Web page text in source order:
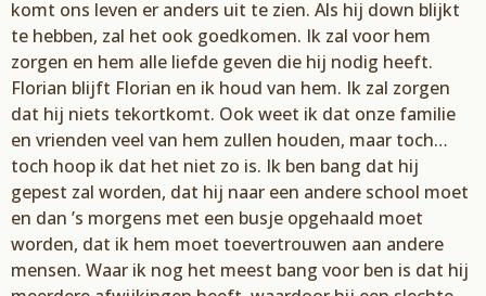
komt ons leven er anders uit te zien. Als hij down blijkt
te hebben, zal het ook goedkomen. Ik zal voor hem
zorgen en hem alle liefde geven die hij nodig heeft.
Florian blijft Florian en ik houd van hem. Ik zal zorgen
dat hij niets tekortkomt. Ook weet ik dat onze familie
en vrienden veel van hem zullen houden, maar toch…
toch hoop ik dat het niet zo is. Ik ben bang dat hij
gepest zal worden, dat hij naar een andere school moet
en dan ’s morgens met een busje opgehaald moet
worden, dat ik hem moet toevertrouwen aan andere
mensen. Waar ik nog het meest bang voor ben is dat hij